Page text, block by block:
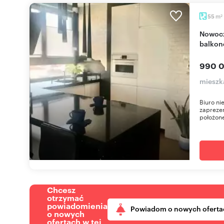
55 m2
Nowoczesne 2-pokojowe mieszkanie z dużym
990
Biuro
Chcesz
otrzymać
powiadomienia
o nowych
ofertach w tej
Powiadom o nowych